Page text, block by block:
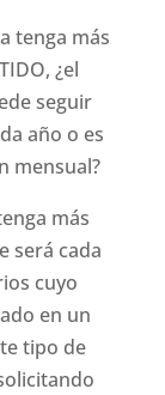
tenga más
¿el
seguir
año o es
mensual?
más
será cada
cuyo
en un
tipo de